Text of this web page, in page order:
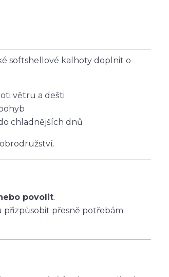
softshellové kalhoty doplnit o
větru a dešti
chladnějších dnů
povolit.
přesně potřebám